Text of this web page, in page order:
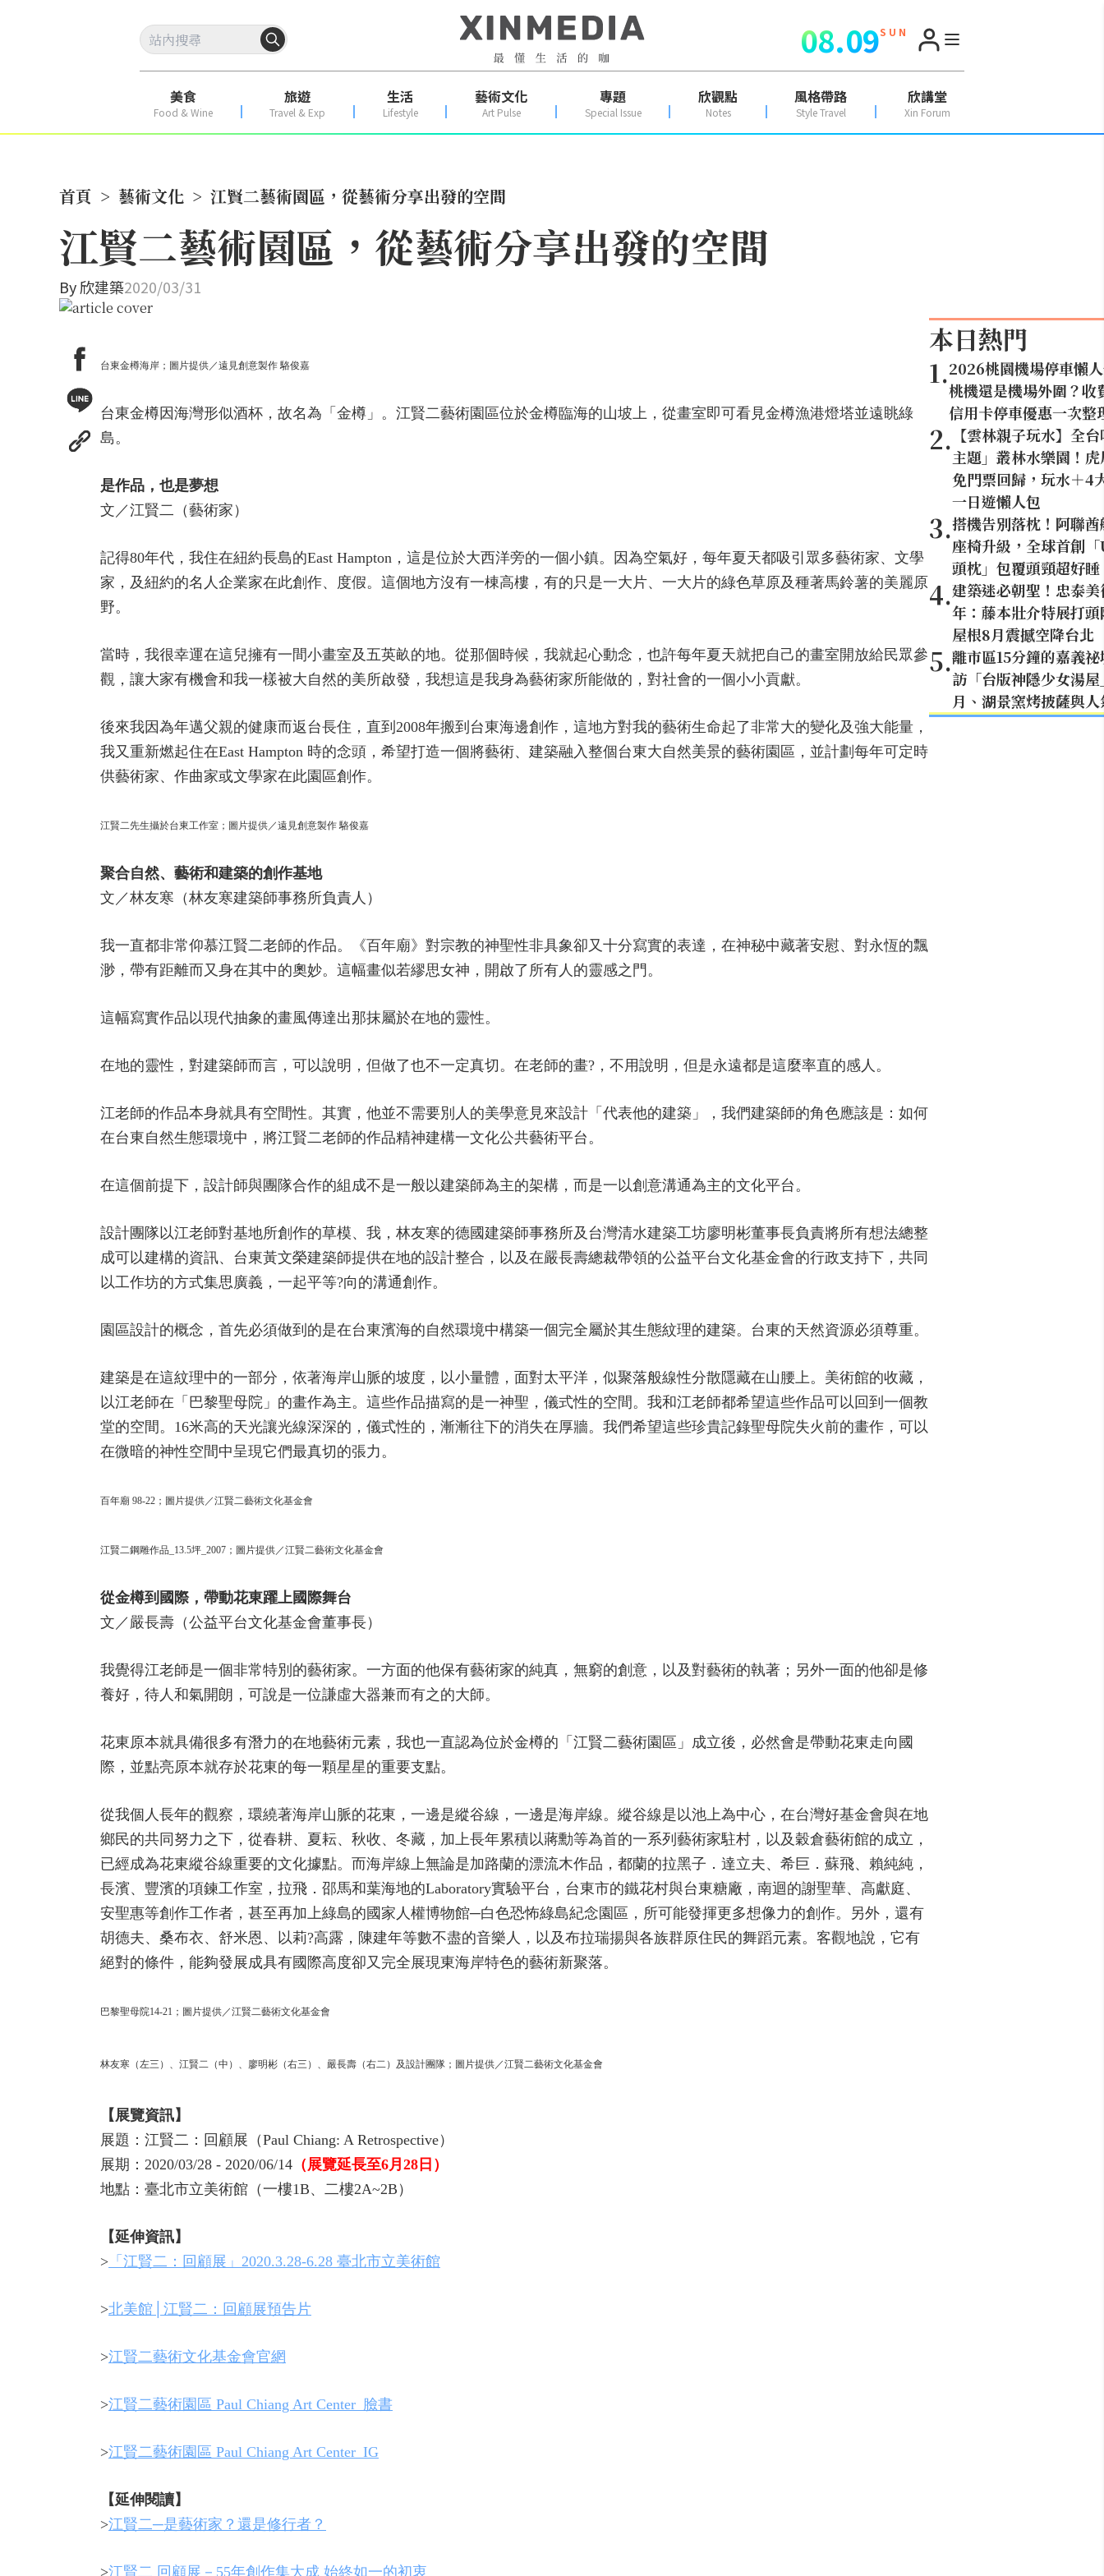
08.09S U N
美食
Food & Wine
旅遊
Travel & Exp
生活
Lifestyle
藝術文化
Art Pulse
專題
Special Issue
欣觀點
Notes
風格帶路
Style Travel
欣講堂
Xin Forum
首頁 > 藝術文化 > 江賢二藝術園區，從藝術分享出發的空間
江賢二藝術園區，從藝術分享出發的空間
By欣建築2020/03/31
台東金樽海岸；圖片提供／遠見創意製作 駱俊嘉
台東金樽因海灣形似酒杯，故名為「金樽」。江賢二藝術園區位於金樽臨海的山坡上，從畫室即可看見金樽漁港燈塔並遠眺綠
島。
是作品，也是夢想
文／江賢二（藝術家）
記得80年代，我住在紐約長島的East Hampton，這是位於大西洋旁的一個小鎮。因為空氣好，每年夏天都吸引眾多藝術家、文學
家，及紐約的名人企業家在此創作、度假。這個地方沒有一棟高樓，有的只是一大片、一大片的綠色草原及種著馬鈴薯的美麗原
野。
當時，我很幸運在這兒擁有一間小畫室及五英畝的地。從那個時候，我就起心動念，也許每年夏天就把自己的畫室開放給民眾參
觀，讓大家有機會和我一樣被大自然的美所啟發，我想這是我身為藝術家所能做的，對社會的一個小小貢獻。
後來我因為年邁父親的健康而返台長住，直到2008年搬到台東海邊創作，這地方對我的藝術生命起了非常大的變化及強大能量，
我又重新燃起住在East Hampton 時的念頭，希望打造一個將藝術、建築融入整個台東大自然美景的藝術園區，並計劃每年可定時
供藝術家、作曲家或文學家在此園區創作。
江賢二先生攝於台東工作室；圖片提供／遠見創意製作 駱俊嘉
聚合自然、藝術和建築的創作基地
文／林友寒（林友寒建築師事務所負責人）
我一直都非常仰慕江賢二老師的作品。《百年廟》對宗教的神聖性非具象卻又十分寫實的表達，在神秘中藏著安慰、對永恆的飄
渺，帶有距離而又身在其中的奧妙。這幅畫似若繆思女神，開啟了所有人的靈感之門。
這幅寫實作品以現代抽象的畫風傳達出那抹屬於在地的靈性。
在地的靈性，對建築師而言，可以說明，但做了也不一定真切。在老師的畫?，不用說明，但是永遠都是這麼率直的感人。
江老師的作品本身就具有空間性。其實，他並不需要別人的美學意見來設計「代表他的建築」，我們建築師的角色應該是：如何
在台東自然生態環境中，將江賢二老師的作品精神建構一文化公共藝術平台。
在這個前提下，設計師與團隊合作的組成不是一般以建築師為主的架構，而是一以創意溝通為主的文化平台。
設計團隊以江老師對基地所創作的草模、我，林友寒的德國建築師事務所及台灣清水建築工坊廖明彬董事長負責將所有想法總整
成可以建構的資訊、台東黃文榮建築師提供在地的設計整合，以及在嚴長壽總裁帶領的公益平台文化基金會的行政支持下，共同
以工作坊的方式集思廣義，一起平等?向的溝通創作。
園區設計的概念，首先必須做到的是在台東濱海的自然環境中構築一個完全屬於其生態紋理的建築。台東的天然資源必須尊重。
建築是在這紋理中的一部分，依著海岸山脈的坡度，以小量體，面對太平洋，似聚落般線性分散隱藏在山腰上。美術館的收藏，
以江老師在「巴黎聖母院」的畫作為主。這些作品描寫的是一神聖，儀式性的空間。我和江老師都希望這些作品可以回到一個教
堂的空間。16米高的天光讓光線深深的，儀式性的，漸漸往下的消失在厚牆。我們希望這些珍貴記錄聖母院失火前的畫作，可以
在微暗的神性空間中呈現它們最真切的張力。
百年廟 98-22；圖片提供／江賢二藝術文化基金會
江賢二鋼雕作品_13.5坪_2007；圖片提供／江賢二藝術文化基金會
從金樽到國際，帶動花東躍上國際舞台
文／嚴長壽（公益平台文化基金會董事長）
我覺得江老師是一個非常特別的藝術家。一方面的他保有藝術家的純真，無窮的創意，以及對藝術的執著；另外一面的他卻是修
養好，待人和氣開朗，可說是一位謙虛大器兼而有之的大師。
花東原本就具備很多有潛力的在地藝術元素，我也一直認為位於金樽的「江賢二藝術園區」成立後，必然會是帶動花東走向國
際，並點亮原本就存於花東的每一顆星星的重要支點。
從我個人長年的觀察，環繞著海岸山脈的花東，一邊是縱谷線，一邊是海岸線。縱谷線是以池上為中心，在台灣好基金會與在地
鄉民的共同努力之下，從春耕、夏耘、秋收、冬藏，加上長年累積以蔣勳等為首的一系列藝術家駐村，以及穀倉藝術館的成立，
已經成為花東縱谷線重要的文化據點。而海岸線上無論是加路蘭的漂流木作品，都蘭的拉黑子．達立夫、希巨．蘇飛、賴純純，
長濱、豐濱的項鍊工作室，拉飛．邵馬和葉海地的Laboratory實驗平台，台東市的鐵花村與台東糖廠，南迴的謝聖華、高獻庭、
安聖惠等創作工作者，甚至再加上綠島的國家人權博物館─白色恐怖綠島紀念園區，所可能發揮更多想像力的創作。另外，還有
胡德夫、桑布衣、舒米恩、以莉?高露，陳建年等數不盡的音樂人，以及布拉瑞揚與各族群原住民的舞蹈元素。客觀地說，它有
絕對的條件，能夠發展成具有國際高度卻又完全展現東海岸特色的藝術新聚落。
巴黎聖母院14-21；圖片提供／江賢二藝術文化基金會
林友寒（左三）、江賢二（中）、廖明彬（右三）、嚴長壽（右二）及設計團隊；圖片提供／江賢二藝術文化基金會
【展覽資訊】
展題：江賢二：回顧展（Paul Chiang: A Retrospective）
展期：2020/03/28 - 2020/06/14 （展覽延長至6月28日）
地點：臺北市立美術館（一樓1B、二樓2A~2B）
【延伸資訊】
> 「江賢二：回顧展」2020.3.28-6.28 臺北市立美術館
>北美館│江賢二：回顧展預告片
>江賢二藝術文化基金會官網
>江賢二藝術園區 Paul Chiang Art Center_臉書
>江賢二藝術園區 Paul Chiang Art Center_IG
【延伸閱讀】
>江賢二─是藝術家？還是修行者？
>江賢二 回顧展－55年創作集大成 始終如一的初衷
本日熱門
1.2026桃園機場停車懶
桃機還是機場外圍？收
信用卡停車優惠一次整
2. 【雲林親子玩水】全
主題」叢林水樂園！
免門票回歸，玩水＋4
一日遊懶人包
3.搭機告別落枕！阿聯
座椅升級，全球首創
頭枕」包覆頭頸超好睡
4.建築迷必朝聖！忠泰
年：藤本壯介特展打
屋根8月震撼空降台北
5.離市區15分鐘的嘉義
訪「台版神隱少女湯
月、湖景窯烤披薩與